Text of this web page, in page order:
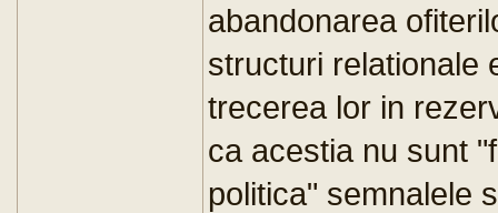
abandonarea
structuri relationale
trecerea lor in
ca acestia nu sunt
politica" semnalele